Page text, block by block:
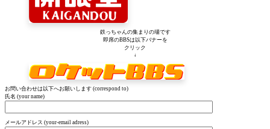
鉄っちゃんの集まりの場です
即席のBBSは以下バナーを
クリック
↓
お問い合わせは以下へお願いします (correspond to)
氏名 (your name)
メールアドレス (your-email adress)